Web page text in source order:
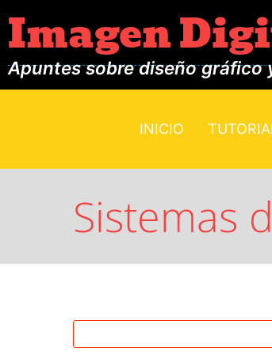
Imagen
Apuntes sobre diseño gráfico
INICIO
Sistemas